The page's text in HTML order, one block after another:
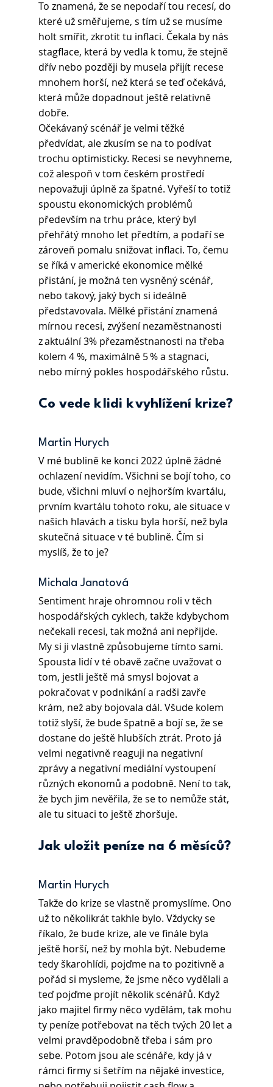
To znamená, že se nepodaří tou recesí, do
které už směřujeme, s tím už se musíme
holt smířit, zkrotit tu inflaci. Čekala by nás
stagflace, která by vedla k tomu, že stejně
dřív nebo později by musela přijít recese
mnohem horší, než která se teď očekává,
která může dopadnout ještě relativně
dobře.
Očekávaný scénář je velmi těžké
předvídat, ale zkusím se na to podívat
trochu optimisticky. Recesi se nevyhneme,
což alespoň v tom českém prostředí
nepovažuji úplně za špatné. Vyřeší to totiž
spoustu ekonomických problémů
především na trhu práce, který byl
přehřátý mnoho let předtím, a podaří se
zároveň pomalu snižovat inflaci. To, čemu
se říká v americké ekonomice mělké
přistání, je možná ten vysněný scénář,
nebo takový, jaký bych si ideálně
představovala. Mělké přistání znamená
mírnou recesi, zvýšení nezaměstnanosti
z aktuální 3% přezaměstnanosti na třeba
kolem 4 %, maximálně 5 % a stagnaci,
nebo mírný pokles hospodářského růstu.
Co vede k lidi k vyhlížení krize?
Martin Hurych
V mé bublině ke konci 2022 úplně žádné
ochlazení nevidím. Všichni se bojí toho, co
bude, všichni mluví o nejhorším kvartálu,
prvním kvartálu tohoto roku, ale situace v
našich hlavách a tisku byla horší, než byla
skutečná situace v té bublině. Čím si
myslíš, že to je?
Michala Janatová
Sentiment hraje ohromnou roli v těch
hospodářských cyklech, takže kdybychom
nečekali recesi, tak možná ani nepřijde.
My si ji vlastně způsobujeme tímto sami.
Spousta lidí v té obavě začne uvažovat o
tom, jestli ještě má smysl bojovat a
pokračovat v podnikání a radši zavře
krám, než aby bojovala dál. Všude kolem
totiž slyší, že bude špatně a bojí se, že se
dostane do ještě hlubších ztrát. Proto já
velmi negativně reaguji na negativní
zprávy a negativní mediální vystoupení
různých ekonomů a podobně. Není to tak,
že bych jim nevěřila, že se to nemůže stát,
ale tu situaci to ještě zhoršuje.
Jak uložit peníze na 6 měsíců?
Martin Hurych
Takže do krize se vlastně promyslíme. Ono
už to několikrát takhle bylo. Vždycky se
říkalo, že bude krize, ale ve finále byla
ještě horší, než by mohla být. Nebudeme
tedy škarohlídi, pojďme na to pozitivně a
pořád si mysleme, že jsme něco vydělali a
teď pojďme projít několik scénářů. Když
jako majitel firmy něco vydělám, tak mohu
ty peníze potřebovat na těch tvých 20 let a
velmi pravděpodobně třeba i sám pro
sebe. Potom jsou ale scénáře, kdy já v
rámci firmy si šetřím na nějaké investice,